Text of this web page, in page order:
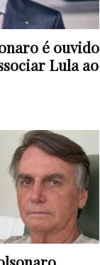
é ouvido
Lula ao